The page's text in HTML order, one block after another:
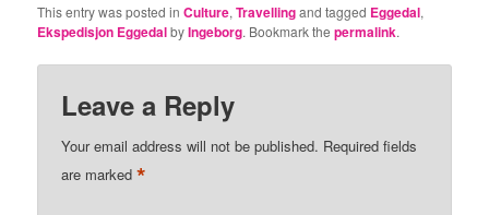
This entry was posted inCulture,Travellingand tagged Eggedal,
Ekspedisjon EggedalbyIngeborg. Bookmark thepermalink.
Leave a Reply
Your email address will not be published. Required fields
are marked*